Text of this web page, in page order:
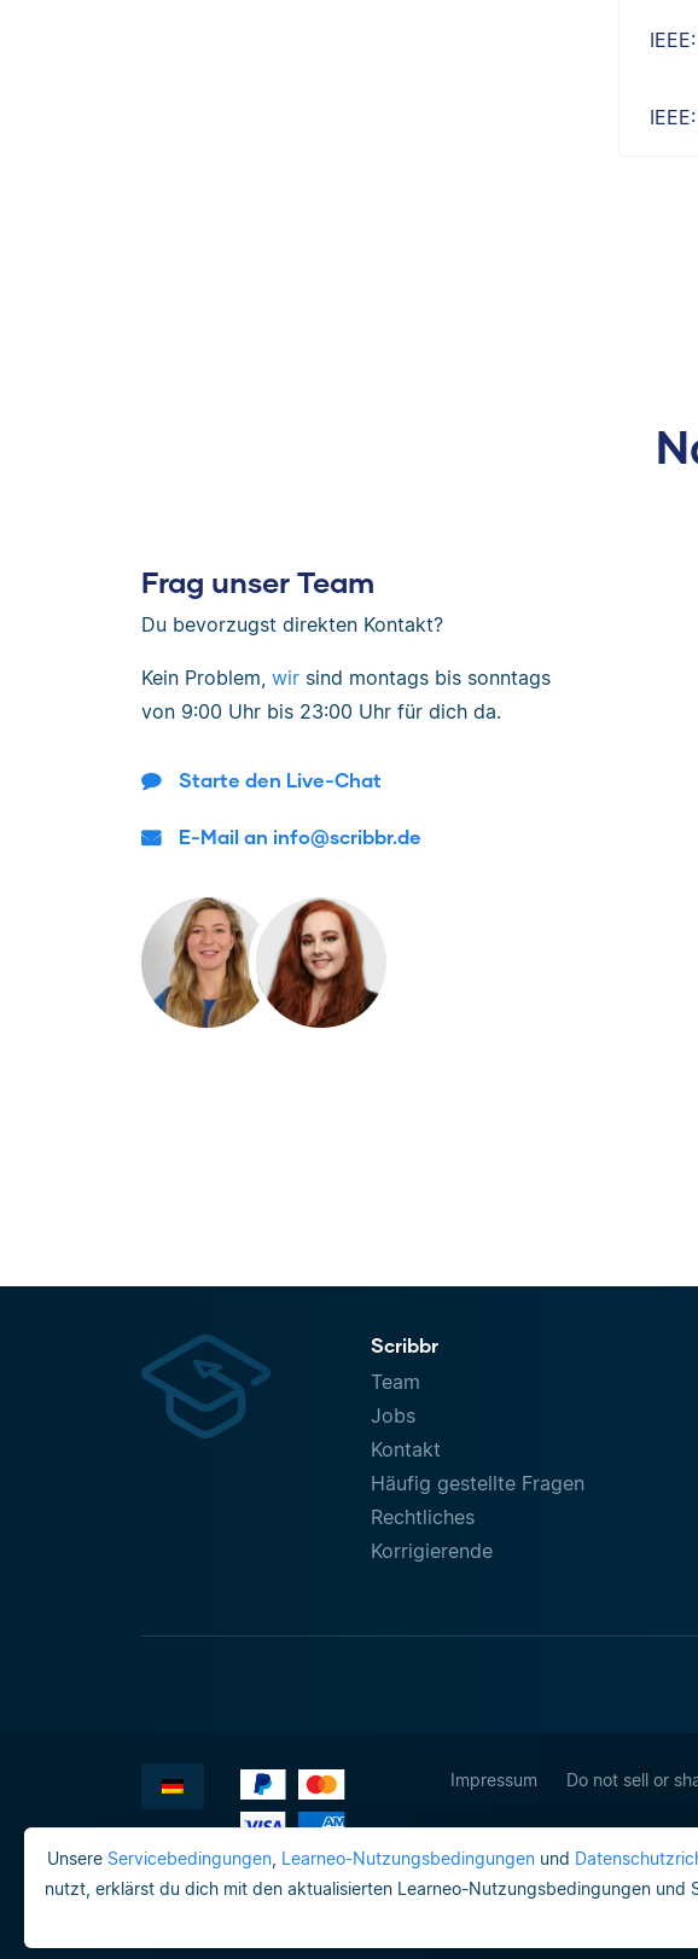
Unsere Servicebedingungen, Learneo-Nutzungsbedingungenund
nutzt, erklärst du dich mit den aktualisierten Learneo-Nutzungsbedingungen und
Frag unser Team
Du bevorzugst direkten Kontakt?
Kein Problem, wir sind montags bis sonntags
von 9:00 Uhr bis 23:00 Uhr für dich da.
Starte den Live-Chat
E-Mail an info@scribbr.de
Scribbr
Team
Jobs
Kontakt
Häufig gestellte Fragen
Rechtliches
Korrigierende
Impressum Do not sell or